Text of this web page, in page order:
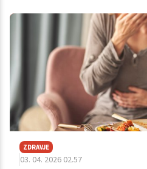
ZDRAVJE
03. 04. 2026 02.57